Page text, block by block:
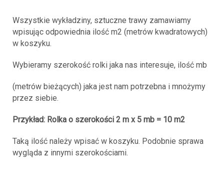
Wszystkie wykładziny, sztuczne trawy zamawiamy
wpisując odpowiednia ilość m2 (metrów kwadratowych)
w koszyku.
Wybieramy szerokość rolki jaka nas interesuje, ilość mb
(metrów bieżących) jaka jest nam potrzebna i mnożymy
przez siebie.
Przykład: Rolka o szerokości2 m x 5 mb = 10m2
Taką ilość należy wpisać w koszyku. Podobnie sprawa
wygląda z innymi szerokościami.